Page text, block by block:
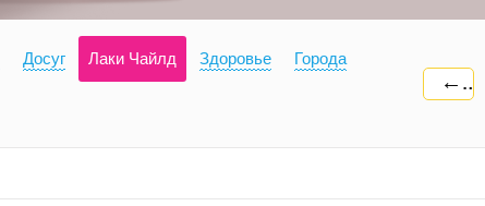
Досуг Лаки Чайлд Здоровье Города
←